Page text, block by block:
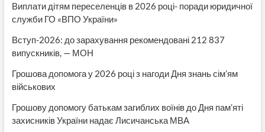
Виплати дітям переселенців в 2026 році- поради юридичної
служби ГО «ВПО України»
Вступ-2026: до зарахування рекомендовані 212 837
випускників, — МОН
Грошова допомога у 2026 році з нагоди Дня знань сім’ям
військових
Грошову допомогу батькам загиблих воїнів до Дня пам’яті
захисників України надає Лисичанська МВА